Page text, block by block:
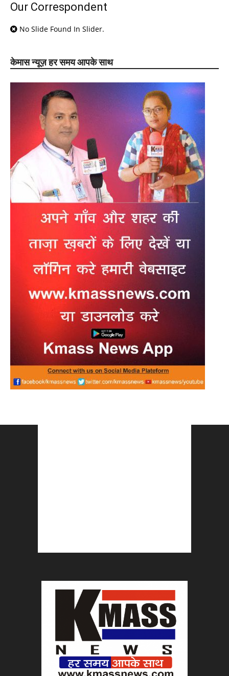
Our Correspondent
No Slide Found In Slider.
केमास न्यूज़ हर समय आपके साथ